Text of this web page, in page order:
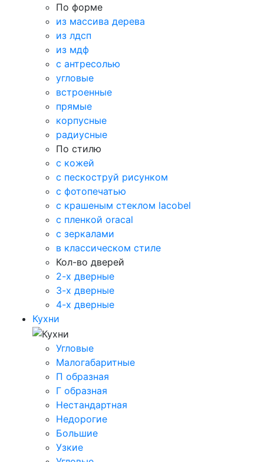
По форме
из массива дерева
из лдсп
из мдф
с антресолью
угловые
встроенные
прямые
корпусные
радиусные
По стилю
с кожей
с пескоструй рисунком
с фотопечатью
с крашеным стеклом lacobel
с пленкой oracal
с зеркалами
в классическом стиле
Кол-во дверей
2-х дверные
3-х дверные
4-х дверные
Кухни
Угловые
Малогабаритные
П образная
Г образная
Нестандартная
Недорогие
Большие
Узкие